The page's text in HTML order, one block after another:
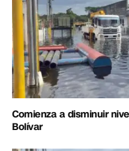
Comienza a disminuir
Bolívar